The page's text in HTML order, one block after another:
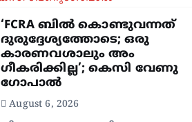
‘FCRA ബിൽ കൊണ്ടുവന്നത്
ദുരുദ്ദേശ്യത്തോടെ; ഒരു
കാരണവശാലും അം​
ഗീകരിക്കില്ല’; കെസി വേണു​
ഗോപാൽ
August 6, 2026